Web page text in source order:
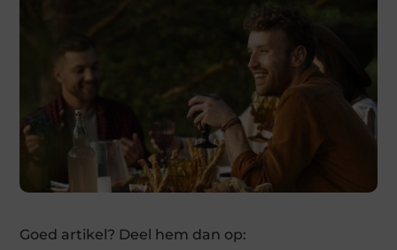
Goed artikel? Deel hem dan op: